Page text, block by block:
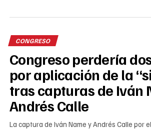
CONGRESO
Congreso perdería
por aplicación de la
tras capturas de Iván
Andrés Calle
La captura de Iván Name y Andrés Calle por